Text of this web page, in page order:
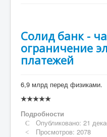
Контакты
Вход
Солид банк -
ограничение
платежей
6,9 млрд перед физиками.
Рейтинг:
Подробности
Опубликовано: 21
Просмотров: 2078